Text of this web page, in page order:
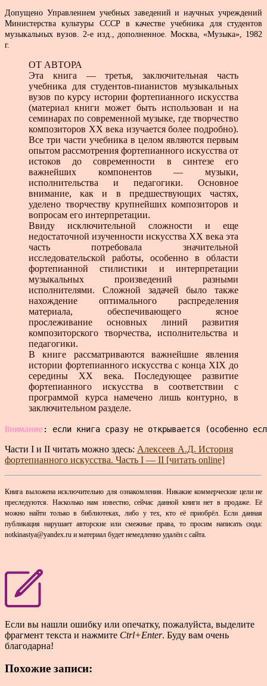
Допущено Управлением учебных заведений и научных учреждений
Министерства культуры СССР в качестве учебника для студентов
музыкальных вузов. 2-е изд., дополненное. Москва, «Музыка», 1982
г.
ОТ АВТОРА
Эта книга — третья, заключительная часть
учебника для студентов-пианистов музыкальных
вузов по курсу истории фортепианного искусства
(материал книги может быть использован и на
семинарах по современной музыке, где творчество
композиторов XX века изучается более подробно).
Все три части учебника в целом являются первым
опытом рассмотрения фортепианного искусства от
истоков до современности в синтезе его
важнейших компонентов — музыки,
исполнительства и педагогики. Основное
внимание, как и в предшествующих частях,
уделено творчеству крупнейших композиторов и
вопросам его интерпретации.
Ввиду исключительной сложности и еще
недостаточной изученности искусства XX века эта
часть потребовала значительной
исследовательской работы, особенно в области
фортепианной стилистики и интерпретации
музыкальных произведений разными
исполнителями. Сложной задачей было также
нахождение оптимального распределения
материала, обеспечивающего ясное
прослеживание основных линий развития
композиторского творчества, исполнительства и
педагогики.
В книге рассматриваются важнейшие явления
истории фортепианного искусства с конца XIX до
середины XX века. Последующее развитие
фортепианного искусства в соответствии с
программой курса намечено лишь контурно, в
заключительном разделе.
Внимание: если книга сразу не открывается (особенно
Части I и II читать можно здесь: Алексеев А.Д. История
фортепианного искусства. Часть I — II [читать online]
Книга выложена исключительно для ознакомления. Никакие коммерческие цели не
преследуются. Насколько нам известно, сейчас данной книги нет в продаже. Её
можно найти только в библиотеках, либо у тех, кто её приобрёл.Если данная
публикация нарушает авторские или смежные права, то просим написать сюда:
notkinastya@yandeх.ru и материал будет немедленно удалён с сайта.
Если вы нашли ошибку или опечатку, пожалуйста, выделите
фрагмент текста и нажмите Ctrl+Enter. Буду вам очень
благодарна!
Похожие записи: